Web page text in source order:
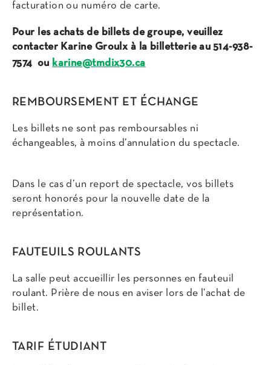
facturation ou numéro de carte.
Pour les achats de billets de groupe, veuillez
contacter Karine Groulx à la billetterie au 514-938-
7574 ou karine@tmdix30.ca
REMBOURSEMENT ET ÉCHANGE
Les billets ne sont pas remboursables ni
échangeables, à moins d’annulation du spectacle.
Dans le cas d’un report de spectacle, vos billets
seront honorés pour la nouvelle date de la
représentation.
FAUTEUILS ROULANTS
La salle peut accueillir les personnes en fauteuil
roulant. Prière de nous en aviser lors de l’achat de
billet.
TARIF ÉTUDIANT